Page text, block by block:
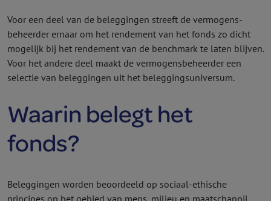
Voor een deel van de beleggingen streeft de vermogens­
beheerder ernaar om het rendement van het fonds zo dicht
mogelijk bij het rendement van de benchmark te laten blijven.
Voor het andere deel maakt de vermogens­beheerder een
selectie van beleggingen uit het beleggingsuniversum.
Waarin belegt het
fonds?
Beleggingen worden beoordeeld op sociaal-ethische
principes op het gebied van mens, milieu en maatschappij